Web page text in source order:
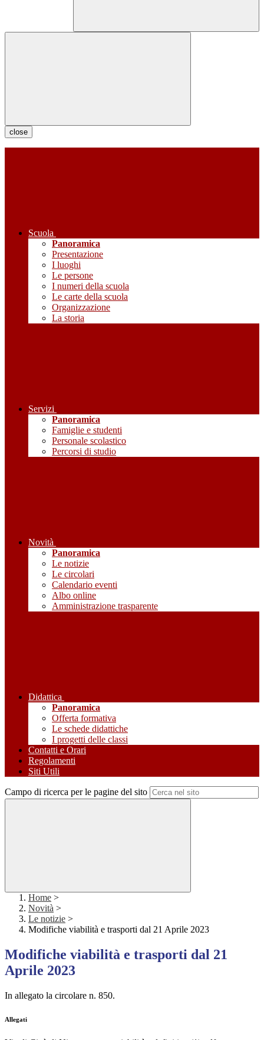
close
Scuola
Panoramica
Presentazione
I luoghi
Le persone
I numeri della scuola
Le carte della scuola
Organizzazione
La storia
Servizi
Panoramica
Famiglie e studenti
Personale scolastico
Percorsi di studio
Novità
Panoramica
Le notizie
Le circolari
Calendario eventi
Albo online
Amministrazione trasparente
Didattica
Panoramica
Offerta formativa
Le schede didattiche
I progetti delle classi
Contatti e Orari
Regolamenti
Siti Utili
Campo di ricerca per le pagine del sito
Home >
Novità >
Le notizie >
Modifiche viabilità e trasporti dal 21 Aprile 2023
Modifiche viabilità e trasporti dal 21
Aprile 2023
In allegato la circolare n. 850.
Allegati